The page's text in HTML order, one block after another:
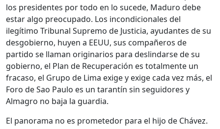
los presidentes por todo en lo sucede, Maduro debe
estar algo preocupado. Los incondicionales del
ilegítimo Tribunal Supremo de Justicia, ayudantes de su
desgobierno, huyen a EEUU, sus compañeros de
partido se llaman originarios para deslindarse de su
gobierno, el Plan de Recuperación es totalmente un
fracaso, el Grupo de Lima exige y exige cada vez más, el
Foro de Sao Paulo es un tarantín sin seguidores y
Almagro no baja la guardia.
El panorama no es prometedor para el hijo de Chávez.